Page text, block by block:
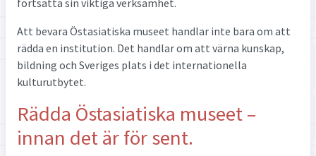
fortsätta sin viktiga verksamhet.
Att bevara Östasiatiska museet handlar inte bara om att
rädda en institution. Det handlar om att värna kunskap,
bildning och Sveriges plats i det internationella
kulturutbytet.
Rädda Östasiatiska museet –
innan det är för sent.